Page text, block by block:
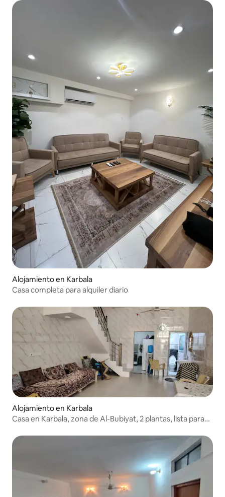
Alojamiento en Karbala
Casa completa para alquiler diario
Alojamiento en Karbala
Casa en Karbala, zona de Al-Bubiyat, 2 plantas, lista para